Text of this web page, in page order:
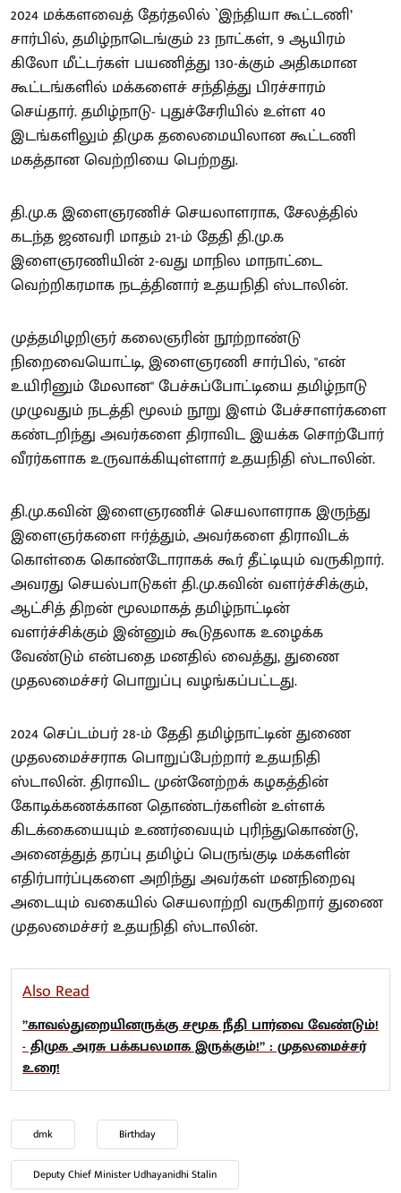
2024 மக்களவைத் தேர்தலில் `இந்தியா கூட்டணி’
சார்பில், தமிழ்நாடெங்கும் 23 நாட்கள், 9 ஆயிரம்
கிலோ மீட்டர்கள் பயணித்து 130-க்கும் அதிகமான
கூட்டங்களில் மக்களைச் சந்தித்து பிரச்சாரம்
செய்தார். தமிழ்நாடு- புதுச்சேரியில் உள்ள 40
இடங்களிலும் திமுக தலைமையிலான கூட்டணி
மகத்தான வெற்றியை பெற்றது.
தி.மு.க இளைஞரணிச் செயலாளராக, சேலத்தில்
கடந்த ஜனவரி மாதம் 21-ம் தேதி தி.மு.க
இளைஞரணியின் 2-வது மாநில மாநாட்டை
வெற்றிகரமாக நடத்தினார் உதயநிதி ஸ்டாலின்.
முத்தமிழறிஞர் கலைஞரின் நூற்றாண்டு
நிறைவையொட்டி, இளைஞரணி சார்பில், "என்
உயிரினும் மேலான" பேச்சுப்போட்டியை தமிழ்நாடு
முழுவதும் நடத்தி மூலம் நூறு இளம் பேச்சாளர்களை
கண்டறிந்து அவர்களை திராவிட இயக்க சொற்போர்
வீரர்களாக உருவாக்கியுள்ளார் உதயநிதி ஸ்டாலின்.
தி.மு.கவின் இளைஞரணிச் செயலாளராக இருந்து
இளைஞர்களை ஈர்த்தும், அவர்களை திராவிடக்
கொள்கை கொண்டோராகக் கூர் தீட்டியும் வருகிறார்.
அவரது செயல்பாடுகள் தி.மு.கவின் வளர்ச்சிக்கும்,
ஆட்சித் திறன் மூலமாகத் தமிழ்நாட்டின்
வளர்ச்சிக்கும் இன்னும் கூடுதலாக உழைக்க
வேண்டும் என்பதை மனதில் வைத்து, துணை
முதலமைச்சர் பொறுப்பு வழங்கப்பட்டது.
2024 செப்டம்பர் 28-ம் தேதி தமிழ்நாட்டின் துணை
முதலமைச்சராக பொறுப்பேற்றார் உதயநிதி
ஸ்டாலின். திராவிட முன்னேற்றக் கழகத்தின்
கோடிக்கணக்கான தொண்டர்களின் உள்ளக்
கிடக்கையையும் உணர்வையும் புரிந்துகொண்டு,
அனைத்துத் தரப்பு தமிழ்ப் பெருங்குடி மக்களின்
எதிர்பார்ப்புகளை அறிந்து அவர்கள் மனநிறைவு
அடையும் வகையில் செயலாற்றி வருகிறார் துணை
முதலமைச்சர் உதயநிதி ஸ்டாலின்.
Also Read
”காவல்துறையினருக்கு சமூக நீதி பார்வை வேண்டும்!
- திமுக அரசு பக்கபலமாக இருக்கும்!” : முதலமைச்சர்
உரை!
dmk Birthday
Deputy Chief Minister Udhayanidhi Stalin